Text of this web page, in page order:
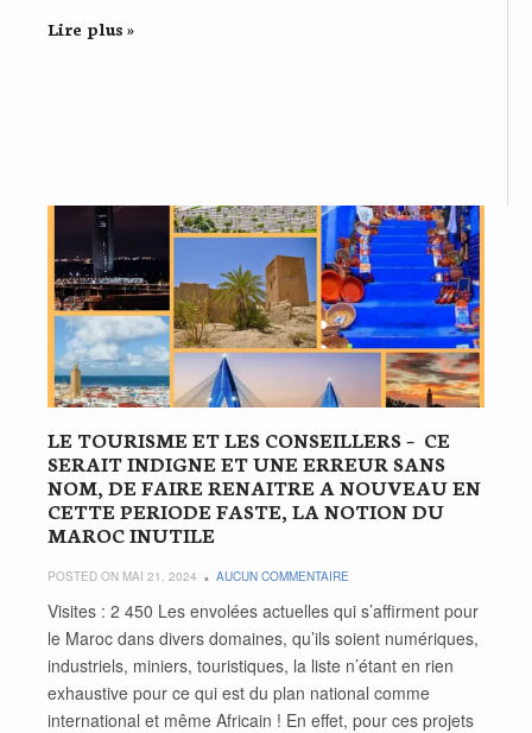
Lire plus »
LE TOURISME ET LES CONSEILLERS – CE
SERAIT INDIGNE ET UNE ERREUR SANS
NOM, DE FAIRE RENAITRE A NOUVEAU EN
CETTE PERIODE FASTE, LA NOTION DU
MAROC INUTILE
POSTED ON MAI 21, 2024 AUCUN COMMENTAIRE
Visites : 2 450 Les envolées actuelles qui s’affirment pour
le Maroc dans divers domaines, qu’ils soient numériques,
industriels, miniers, touristiques, la liste n’étant en rien
exhaustive pour ce qui est du plan national comme
international et même Africain ! En effet, pour ces projets